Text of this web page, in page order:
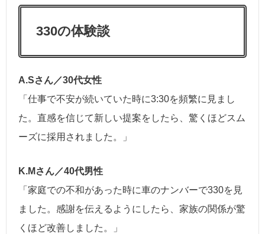
330の体験談
A.Sさん／30代女性
「仕事で不安が続いていた時に3:30を頻繁に見まし
た。直感を信じて新しい提案をしたら、驚くほどスム
ーズに採用されました。」
K.Mさん／40代男性
「家庭での不和があった時に車のナンバーで330を見
ました。感謝を伝えるようにしたら、家族の関係が驚
くほど改善しました。」